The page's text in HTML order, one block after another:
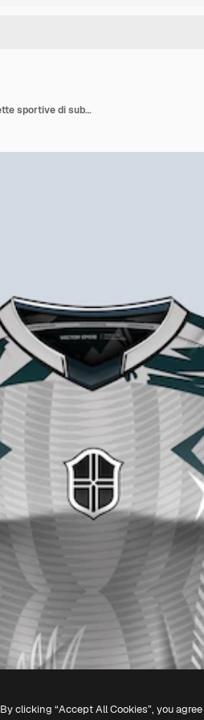
Disegno di maglia da calcio vettoriale per il design di magliette sportive di sublimazione
By clicking “Accept All Cookies”, you